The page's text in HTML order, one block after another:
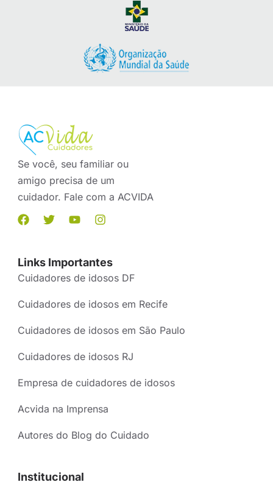
Se você, seu familiar ou
amigo precisa de um
cuidador. Fale com a ACVIDA
Links Importantes
Cuidadores de idosos DF
Cuidadores de idosos em Recife
Cuidadores de idosos em São Paulo
Cuidadores de idosos RJ
Empresa de cuidadores de idosos
Acvida na Imprensa
Autores do Blog do Cuidado
Institucional